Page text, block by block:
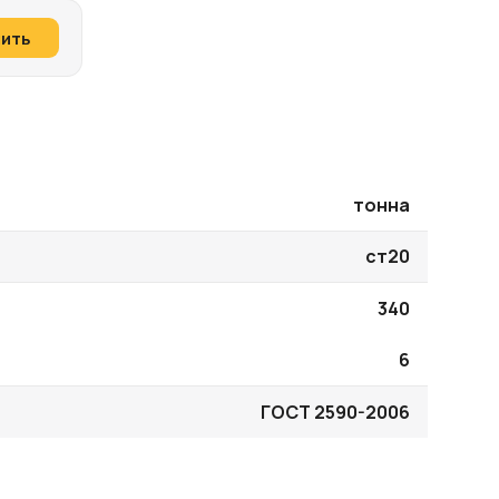
тонна
ст20
340
6
ГОСТ 2590-2006